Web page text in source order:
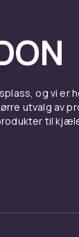
og vi
utvalg av
til